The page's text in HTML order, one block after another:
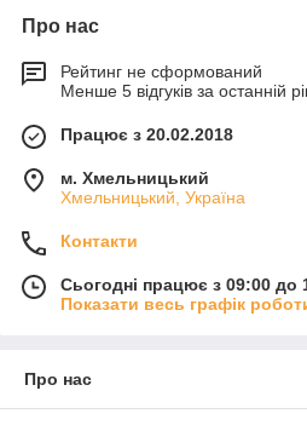
- УкрПочта
- самовитяг
відправлення товару
покупця
Про нас
Рейтинг не сформований
Менше 5 відгуків за останній
Працює з 20.02.2018
м. Хмельницький
Хмельницький, Україна
Контакти
Сьогодні працює з 09:00 до
Показати весь графік
Про нас